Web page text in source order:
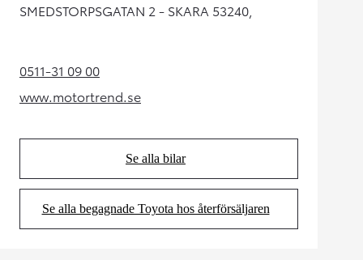
SMEDSTORPSGATAN 2 - SKARA 53240,
0511-31 09 00(Opens in new tab)
www.motortrend.se
(Opens in new tab)
Se alla bilar
(Opens in new tab)
Se alla begagnade Toyota hos återförsäljaren
(Opens in new tab)